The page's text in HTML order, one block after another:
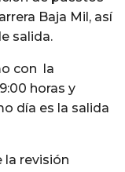
Baja Mil, así
salida.
con la
horas y
día es la salida
la revisión